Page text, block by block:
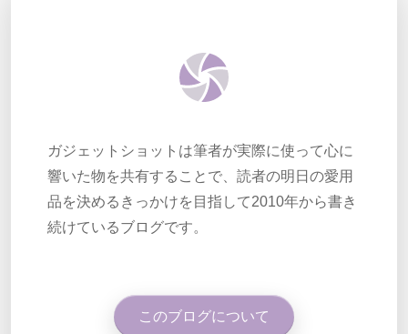
ガジェットショットは筆者が実際に使って心に
響いた物を共有することで、読者の明日の愛用
品を決めるきっかけを目指して2010年から書き
続けているブログです。
このブログについて